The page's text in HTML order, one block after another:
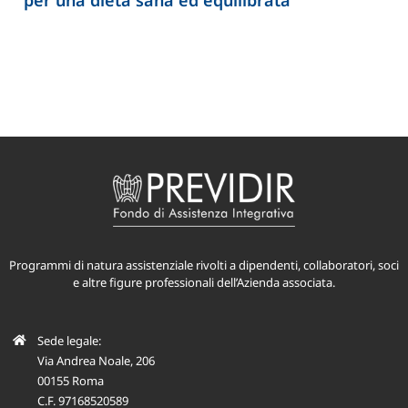
Programmi di natura assistenziale rivolti a dipendenti, collaboratori, soci
Sede legale:
Via Andrea Noale, 206
00155 Roma